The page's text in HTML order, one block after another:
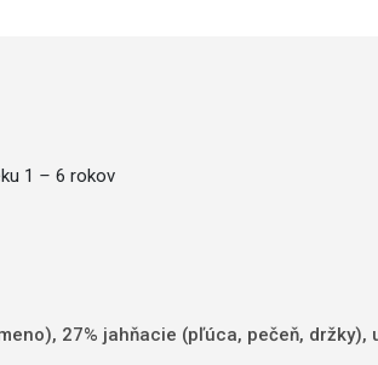
1 – 6 rokov
27% jahňacie (pľúca, pečeň,